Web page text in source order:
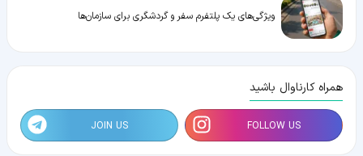
ویژگی‌های یک پلتفرم سفر و گردشگری برای سازمان‌ها
همراه کارناوال باشید
FOLLOW US
JOIN US